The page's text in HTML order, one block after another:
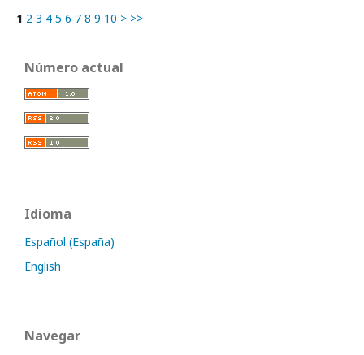
1 2 3 4 5 6 7 8 9 10 > >>
Número actual
Idioma
Español (España)
English
Navegar